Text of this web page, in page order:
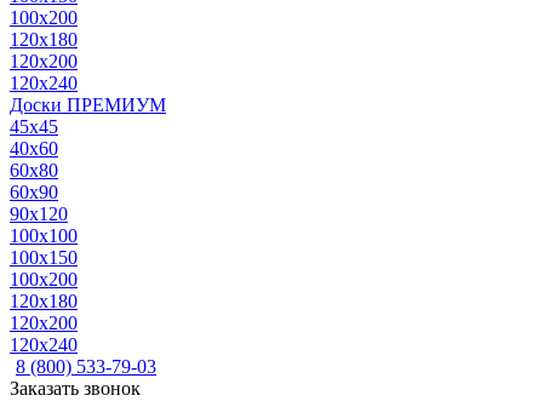
100x200
120x180
120x200
120x240
Доски ПРЕМИУМ
45x45
40x60
60x80
60x90
90x120
100x100
100x150
100x200
120x180
120x200
120x240
8 (800) 533-79-03
Заказать звонок